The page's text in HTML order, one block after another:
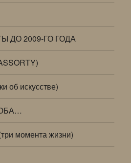
ДО 2009-ГО ГОДА
об искусстве)
момента жизни)